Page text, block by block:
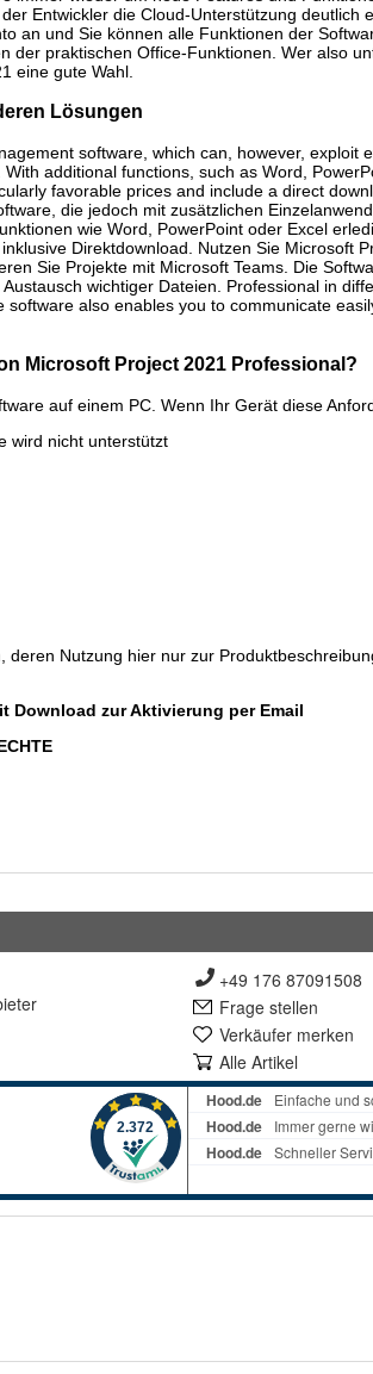
+49 176 87091508
Frage stellen
Verkäufer merken
Alle Artikel